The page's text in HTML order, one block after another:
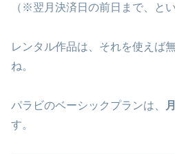
（※翌月決済日の前日まで、と
レンタル作品は、それを使えば
ね。
パラビのベーシックプランは、
す。